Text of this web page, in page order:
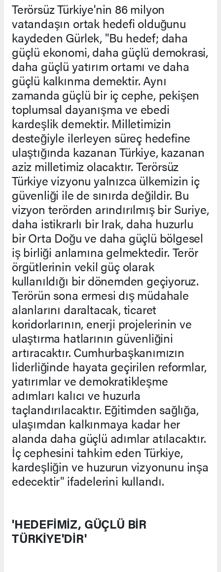
Terörsüz Türkiye'nin 86 milyon
vatandaşın ortak hedefi olduğunu
kaydeden Gürlek, "Bu hedef; daha
güçlü ekonomi, daha güçlü demokrasi,
daha güçlü yatırım ortamı ve daha
güçlü kalkınma demektir. Aynı
zamanda güçlü bir iç cephe, pekişen
toplumsal dayanışma ve ebedi
kardeşlik demektir. Milletimizin
desteğiyle ilerleyen süreç hedefine
ulaştığında kazanan Türkiye, kazanan
aziz milletimiz olacaktır. Terörsüz
Türkiye vizyonu yalnızca ülkemizin iç
güvenliği ile de sınırda değildir. Bu
vizyon terörden arındırılmış bir Suriye,
daha istikrarlı bir Irak, daha huzurlu
bir Orta Doğu ve daha güçlü bölgesel
iş birliği anlamına gelmektedir. Terör
örgütlerinin vekil güç olarak
kullanıldığı bir dönemden geçiyoruz.
Terörün sona ermesi dış müdahale
alanlarını daraltacak, ticaret
koridorlarının, enerji projelerinin ve
ulaştırma hatlarının güvenliğini
artıracaktır. Cumhurbaşkanımızın
liderliğinde hayata geçirilen reformlar,
yatırımlar ve demokratikleşme
adımları kalıcı ve huzurla
taçlandırılacaktır. Eğitimden sağlığa,
ulaşımdan kalkınmaya kadar her
alanda daha güçlü adımlar atılacaktır.
İç cephesini tahkim eden Türkiye,
kardeşliğin ve huzurun vizyonunu inşa
edecektir" ifadelerini kullandı.
'HEDEFİMİZ, GÜÇLÜ BİR
TÜRKİYE'DİR'